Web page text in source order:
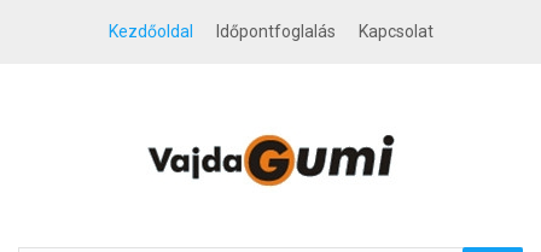
Kezdőoldal Időpontfoglalás Kapcsolat